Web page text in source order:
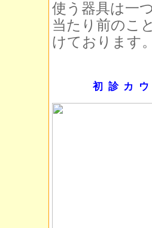
使う器具は一
当たり前のこ
けております
初診カ